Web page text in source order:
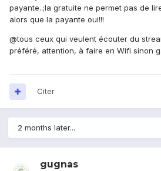
payante..;la gratuite ne permet pas de
alors que la payante oui!!!
@tous ceux qui veulent écouter du
préféré, attention, à faire en Wifi sinon
Citer
2 months later...
gugnas